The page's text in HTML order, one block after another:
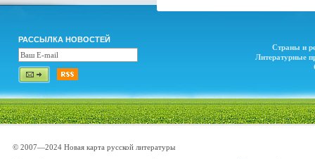
РАССЫЛКА НОВОСТЕЙ
Страны и
Литературные
© 2007—2024 Новая карта русской литературы